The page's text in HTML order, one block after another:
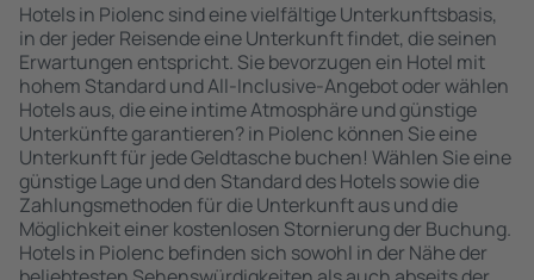
Hotels in Piolenc sind eine vielfältige Unterkunftsbasis,
in der jeder Reisende eine Unterkunft findet, die seinen
Erwartungen entspricht. Sie bevorzugen ein Hotel mit
hohem Standard und All-Inclusive-Angebot oder wählen
Hotels aus, die eine intime Atmosphäre und günstige
Unterkünfte garantieren? in Piolenc können Sie eine
Unterkunft für jede Geldtasche buchen! Wählen Sie eine
günstige Lage und den Standard des Hotels sowie die
Zahlungsmethoden für die Unterkunft aus und die
Möglichkeit einer kostenlosen Stornierung der Buchung.
Hotels in Piolenc befinden sich sowohl in der Nähe der